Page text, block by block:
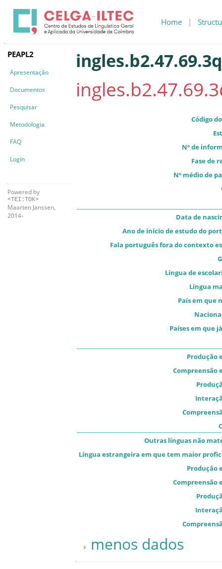
Home |
PEAPL2
Apresentação
Documentos
Pesquisar
Metodologia
FAQ
Login
Powered by
<TEI:TOK>
Maarten Janssen,
2014-
ingles.b2.47.69.3q
Código
Nº de
Fase de
Nº médio de
Data de
Ano de início de estudo do
Fala português fora do contexto
Língua de
Língua
País em que
Países em que
Produção
Compreensão
Outras línguas não
Língua estrangeira em que tem maior
Produção
Compreensão
menos dados